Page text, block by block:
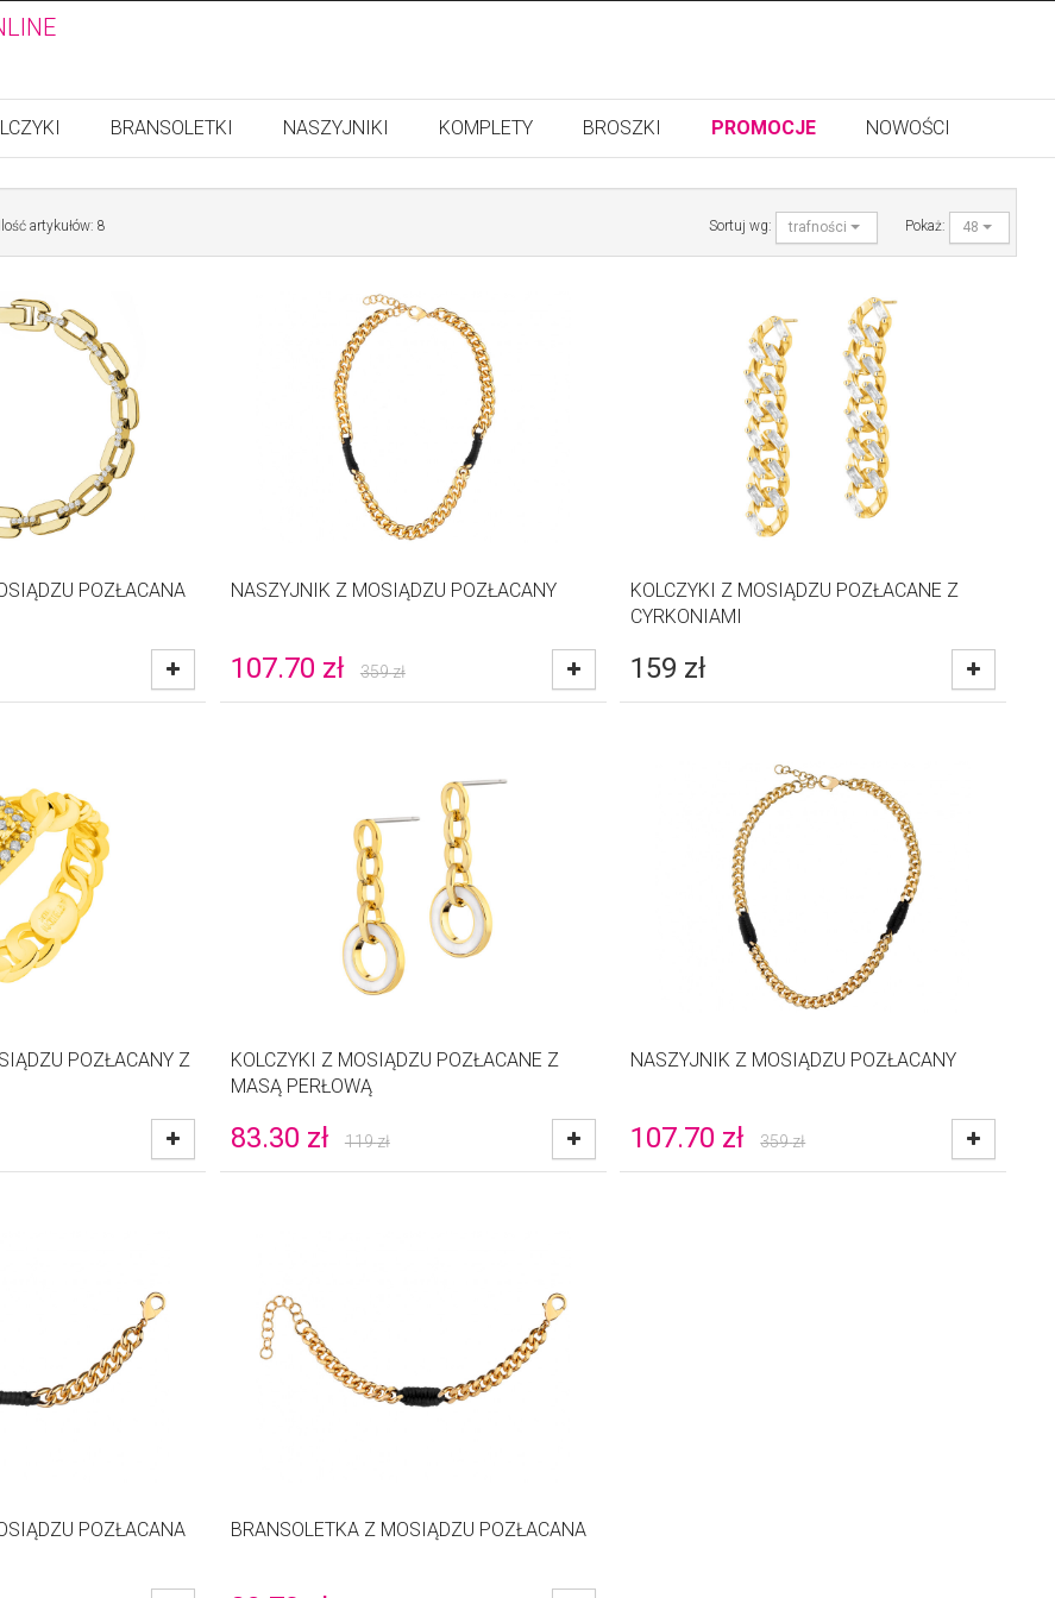
BRANSOLETKI NASZYJNIKI KOMPLETY BROSZKI PROMOCJE NOWOŚCI
Ilość artykułów: 8 Sortuj wg: trafności Pokaż: 48
POZŁACANA
NASZYJNIK Z MOSIĄDZU POZŁACANY
107.70 zł 359zł
KOLCZYKI Z MOSIĄDZU POZŁACANE Z
CYRKONIAMI
159 zł
POZŁACANY Z
KOLCZYKI Z MOSIĄDZU POZŁACANE Z
MASĄ PERŁOWĄ
83.30 zł 119zł
NASZYJNIK Z MOSIĄDZU POZŁACANY
107.70 zł 359zł
POZŁACANA BRANSOLETKA Z MOSIĄDZU POZŁACANA